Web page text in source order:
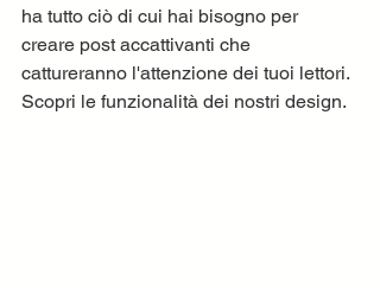
ha tutto ciò di cui hai bisogno per
creare post accattivanti che
cattureranno l'attenzione dei tuoi lettori.
Scopri le funzionalità dei nostri design.